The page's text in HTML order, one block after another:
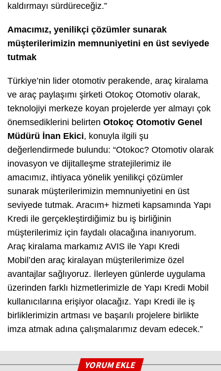
kaldırmayı sürdüreceğiz.”
Amacımız, yenilikçi çözümler sunarak
müşterilerimizin memnuniyetini en üst seviyede
tutmak
Türkiye’nin lider otomotiv perakende, araç kiralama
ve araç paylaşımı şirketi Otokoç Otomotiv olarak,
teknolojiyi merkeze koyan projelerde yer almayı çok
önemsediklerini belirten Otokoç Otomotiv Genel
Müdürü İnan Ekici, konuyla ilgili şu
değerlendirmede bulundu: “Otokoc? Otomotiv olarak
inovasyon ve dijitalleşme stratejilerimiz ile
amacımız, ihtiyaca yönelik yenilikçi çözümler
sunarak müşterilerimizin memnuniyetini en üst
seviyede tutmak. Aracım+ hizmeti kapsamında Yapı
Kredi ile gerçekleştirdiğimiz bu iş birliğinin
müşterilerimiz için faydalı olacağına inanıyorum.
Araç kiralama markamız AVIS ile Yapı Kredi
Mobil’den araç kiralayan müşterilerimize özel
avantajlar sağlıyoruz. İlerleyen günlerde uygulama
üzerinden farklı hizmetlerimizle de Yapı Kredi Mobil
kullanıcılarına erişiyor olacağız. Yapı Kredi ile iş
birliklerimizin artması ve başarılı projelere birlikte
imza atmak adına çalışmalarımız devam edecek.”
YORUM EKLE